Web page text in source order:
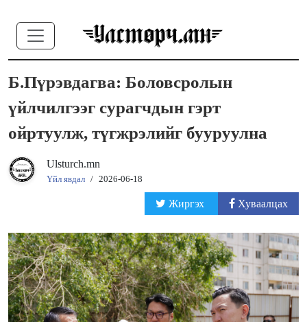
Б.Пүрэвдагва: Боловсролын
үйлчилгээг сурагчдын гэрт
ойртуулж, түгжрэлийг бууруулна
Ulsturch.mn
Үйл явдал / 2026-06-18
Жиргэх Хуваалцах